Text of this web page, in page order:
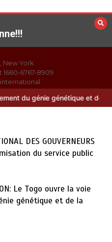
New York
6767-8909
du service public RECHERCHE
DES GOUVERNEURS
du service public
Le Togo ouvre la voie
génétique et de la
secteurs des transports et du
NOMMES : Vers une justice
et plus proche du citoyen
PETROLIERS : Vers un
des carburants mis en